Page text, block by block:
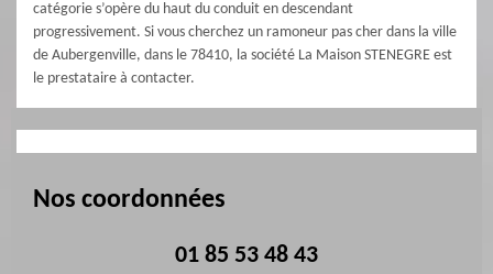
catégorie s’opère du haut du conduit en descendant
progressivement. Si vous cherchez un ramoneur pas cher dans la ville
de Aubergenville, dans le 78410, la société La Maison STENEGRE est
le prestataire à contacter.
Nos coordonnées
01 85 53 48 43